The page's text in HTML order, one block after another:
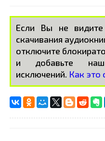
Если Вы не
скачивания
отключите
и добавьте
исключений. Как это